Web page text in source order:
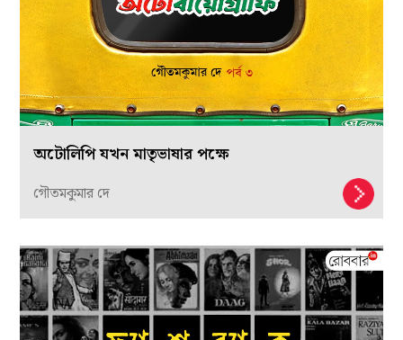
অটোলিপি যখন মাতৃভাষার পক্ষে
গৌতমকুমার দে